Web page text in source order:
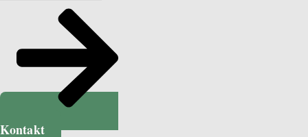
Kontakt